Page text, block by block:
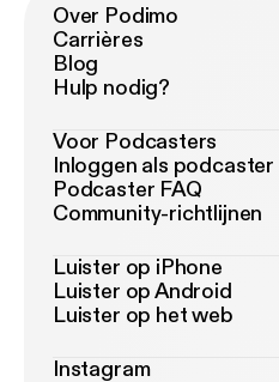
Over Podimo
Carrières
Blog
Hulp nodig?
Voor Podcasters
Inloggen als podcaster
Podcaster FAQ
Community-richtlijnen
Luister op iPhone
Luister op Android
Luister op het web
Instagram